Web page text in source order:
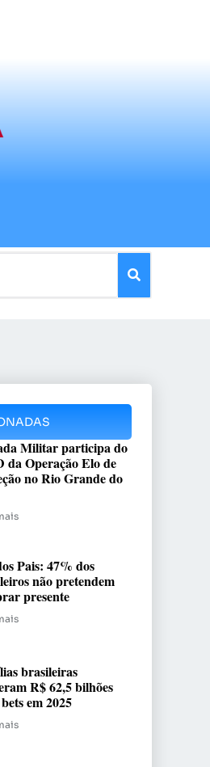
Militar participa do
da Operação Elo de
no Rio Grande do
Pais: 47% dos
não pretendem
presente
brasileiras
R$ 62,5 bilhões
em 2025